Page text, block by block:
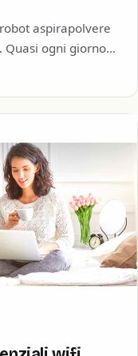
aspirapolvere
Quasi ogni giorno